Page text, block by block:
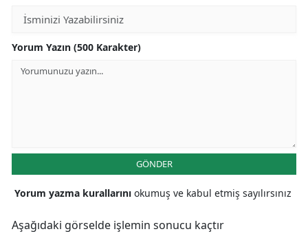
Kahramanmaraş
Mardin
Yorum Yazın (500 Karakter)
GÖNDER
Yorum yazma kurallarını okumuş ve kabul etmiş sayılırsınız
Aşağıdaki görselde işlemin sonucu kaçtır